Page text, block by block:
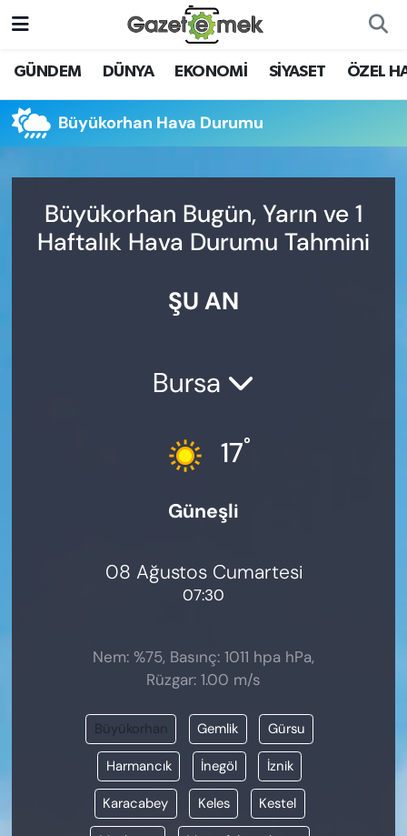
GÜNDEM DÜNYA EKONOMİ SİYASET ÖZEL
Büyükorhan Hava Durumu
Büyükorhan Bugün, Yarın ve 1
Haftalık Hava Durumu Tahmini
ŞU AN
Bursa
17°
Güneşli
08 Ağustos Cumartesi
07:30
Nem: %75, Basınç: 1011 hpa hPa,
Rüzgar: 1.00 m/s
Büyükorhan Gemlik Gürsu
Harmancık İnegöl İznik
Karacabey Keles Kestel
DÜNYA
EKONOMİ
YENİ MEDYADA EMEK
GAZETECİLİĞİNİ GELİŞTİRMEK
ÖZEL HABER
SİYASET
VAN VE DİYARBAKIR HABERLERİ
Nöbetçi Eczaneler
Hava Durumu
Trafik Durumu
Süper Lig Puan Durumu ve Fikstür